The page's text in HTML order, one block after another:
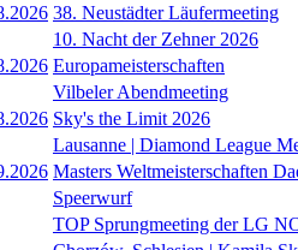
38. Neustädter Läufermeeting
10. Nacht der Zehner 2026
Europameisterschaften
Vilbeler Abendmeeting
Sky's the Limit 2026
Lausanne | Diamond League
Masters Weltmeisterschaften
Speerwurf
TOP Sprungmeeting der LG